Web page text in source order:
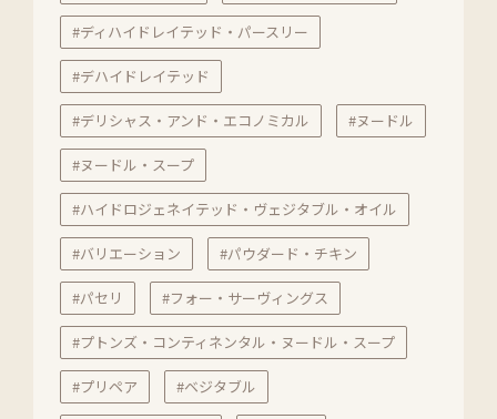
#ディハイドレイテッド・パースリー
#デハイドレイテッド
#デリシャス・アンド・エコノミカル #ヌードル
#ヌードル・スープ
#ハイドロジェネイテッド・ヴェジタブル・オイル
#バリエーション #パウダード・チキン
#パセリ #フォー・サーヴィングス
#プトンズ・コンティネンタル・ヌードル・スープ
#プリペア #ベジタブル